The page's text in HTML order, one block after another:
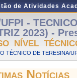
de Atividades
-
2023) -
NÍVEL
TÉCNICO DE TERESINA/
Notícias